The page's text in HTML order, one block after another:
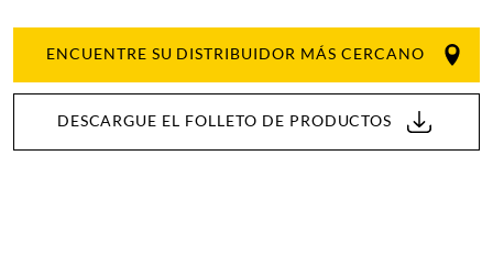
ENCUENTRE SU DISTRIBUIDOR MÁS CERCANO
DESCARGUE EL FOLLETO DE PRODUCTOS